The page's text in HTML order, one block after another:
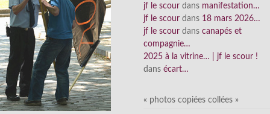
jf le scour dans manifestation…
jf le scour dans 18 mars 2026…
jf le scour dans canapés et
compagnie…
2025 à la vitrine… | jf le scour !
dans écart…
« photos copiées collées »